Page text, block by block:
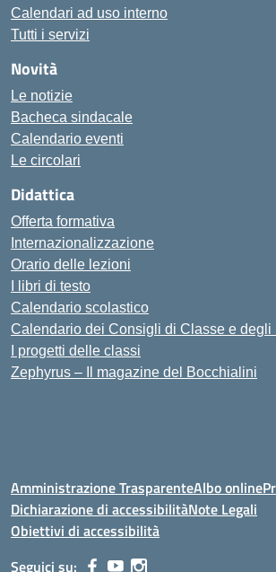
Calendari ad uso interno
Tutti i servizi
Novità
Le notizie
Bacheca sindacale
Calendario eventi
Le circolari
Didattica
Offerta formativa
Internazionalizzazione
Orario delle lezioni
I libri di testo
Calendario scolastico
Calendario dei Consigli di Classe e degli
I progetti delle classi
Zephyrus – Il magazine del Bocchialini
Amministrazione TrasparenteAlbo online
Dichiarazione di accessibilitàNote Legali
Obiettivi di accessibilità
Seguici su: